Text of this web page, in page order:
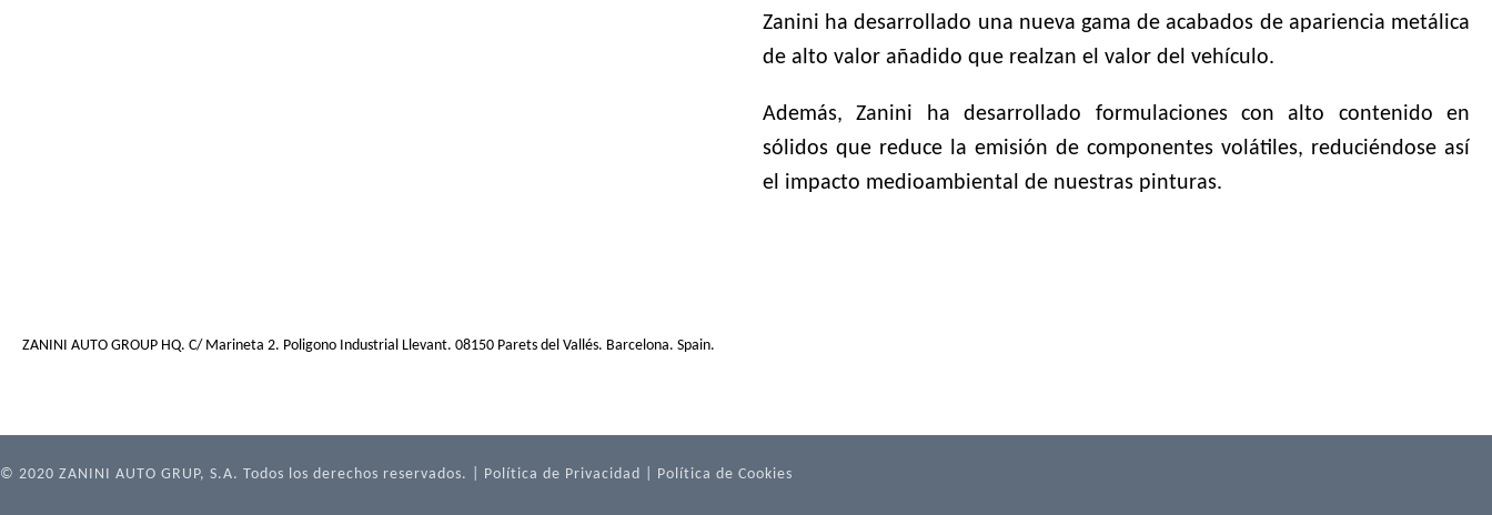
Zanini ha desarrollado una nueva gama de acabados de apariencia metálica
de alto valor añadido que realzan el valor del vehículo.
Además, Zanini ha desarrollado formulaciones con alto contenido en
sólidos que reduce la emisión de componentes volátiles, reduciéndose así
el impacto medioambiental de nuestras pinturas.
ZANINI AUTO GROUP HQ. C/ Marineta 2. Poligono Industrial Llevant. 08150 Parets del Vallés. Barcelona. Spain.
© 2020 ZANINI AUTO GRUP, S.A. Todos los derechos reservados. | Política de Privacidad Política de Cookies